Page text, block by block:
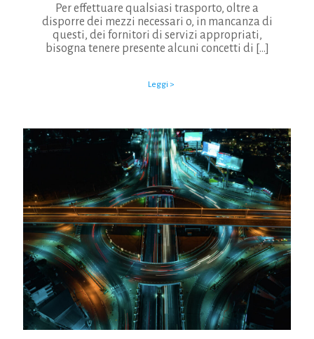
Per effettuare qualsiasi trasporto, oltre a
disporre dei mezzi necessari o, in mancanza di
questi, dei fornitori di servizi appropriati,
bisogna tenere presente alcuni concetti di […]
Leggi >